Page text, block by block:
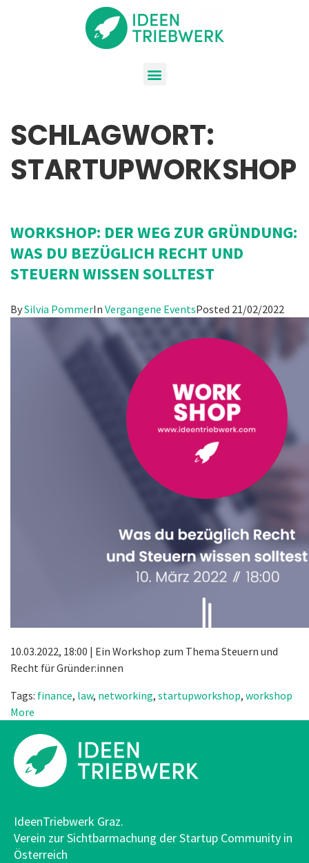
SCHLAGWORT:
STARTUPWORKSHOP
WORKSHOP: DER WEG ZUR GRÜNDUNG:
WAS DU BEZÜGLICH RECHT UND
STEUERN WISSEN SOLLTEST
BySilvia PommerIn Vergangene EventsPosted 21/02/2022
10.03.2022, 18:00 | Ein Workshop zum Thema Steuern und
Recht für Gründer:innen
Tags: finance, law, networking, startupworkshop, workshop
More
IdeenTriebwerk Graz.
Verein zur Sichtbarmachung der Startup Community in
Österreich